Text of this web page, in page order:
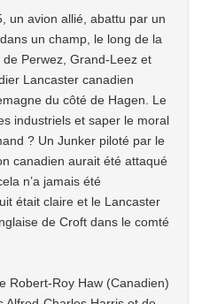
un avion allié, abattu par un
un champ, le long de la
Perwez, Grand-Leez et
Lancaster canadien
du côté de Hagen. Le
industriels et saper le moral
? Un Junker piloté par le
canadien aurait été attaqué
n’a jamais été
était claire et le Lancaster
de Croft dans le comté
Robert-Roy Haw (Canadien)